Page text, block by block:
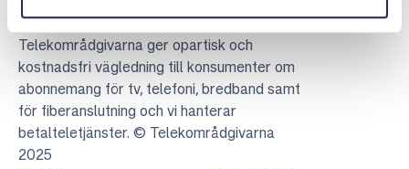
Telekområdgivarna
Telekområdgivarna ger opartisk och
kostnadsfri vägledning till konsumenter om
abonnemang för tv, telefoni, bredband samt
för fiberanslutning och vi hanterar
betalteletjänster. © Telekområdgivarna
2025